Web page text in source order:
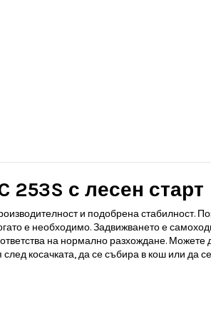
253S с лесен старт
и подобрена стабилност.
е необходимо. Задвижването е
на нормално разхождане.
косачката, да се събира в кош или да